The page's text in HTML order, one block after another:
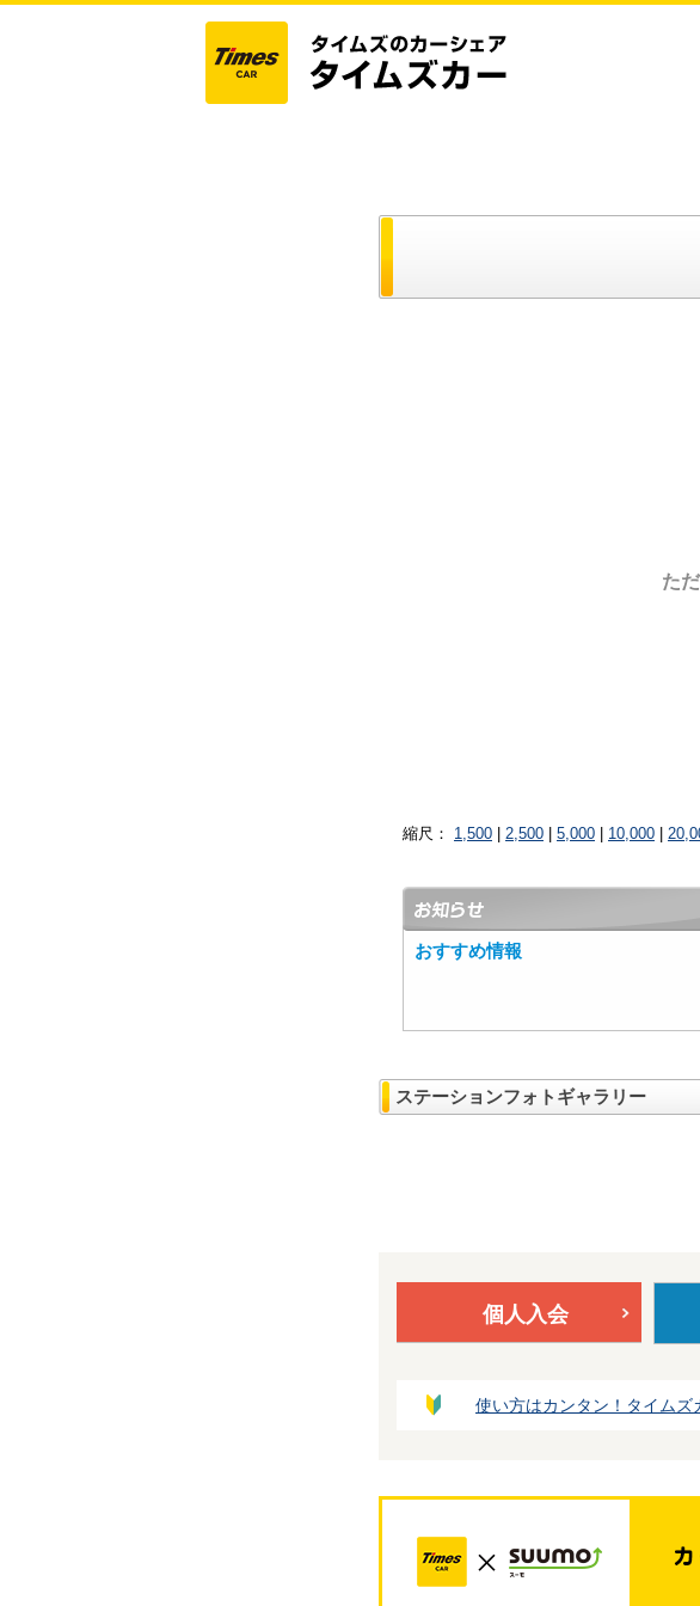
た
縮尺： 1,500 2,500 5,000 10,000
おすすめ情報
ステーションフォトギャラリー
個人入会
使い方はカンタン！タイムズ